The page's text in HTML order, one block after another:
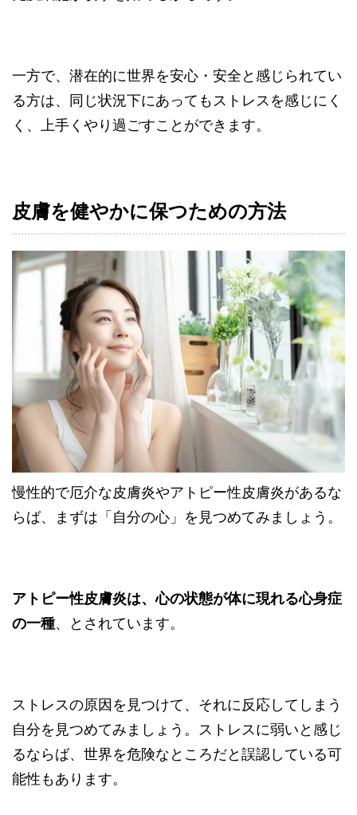
一方で、潜在的に世界を安心・安全と感じられてい
る方は、同じ状況下にあってもストレスを感じにく
く、上手くやり過ごすことができます。
皮膚を健やかに保つための方法
慢性的で厄介な皮膚炎やアトピー性皮膚炎があるな
らば、まずは「自分の心」を見つめてみましょう。
アトピー性皮膚炎は、心の状態が体に現れる心身症
の一種、とされています。
ストレスの原因を見つけて、それに反応してしまう
自分を見つめてみましょう。ストレスに弱いと感じ
るならば、世界を危険なところだと誤認している可
能性もあります。